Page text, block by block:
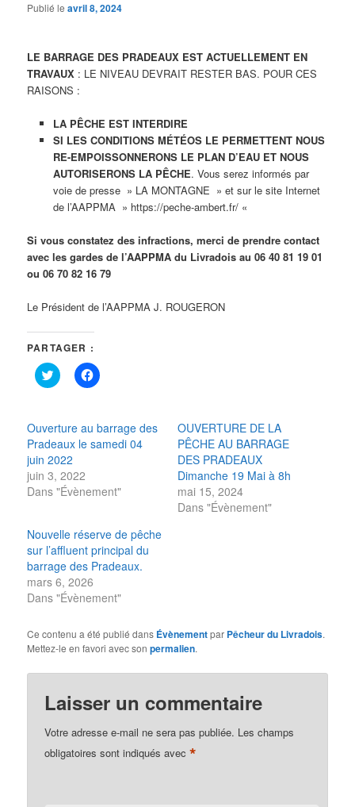
Publié leavril 8, 2024
LE BARRAGE DES PRADEAUX EST ACTUELLEMENT EN
TRAVAUX : LE NIVEAU DEVRAIT RESTER BAS. POUR CES
RAISONS :
LA PÊCHE EST INTERDIRE
SI LES CONDITIONS MÉTÉOS LE PERMETTENT NOUS
RE-EMPOISSONNERONS LE PLAN D’EAU ET NOUS
AUTORISERONS LA PÊCHE. Vous serez informés par
voie de presse » LA MONTAGNE » et sur le site Internet
de l’AAPPMA » https://peche-ambert.fr/ «
Si vous constatez des infractions, merci de prendre contact
avec les gardes de l’AAPPMA du Livradois au 06 40 81 19 01
ou 06 70 82 16 79
Le Président de l’AAPPMA J. ROUGERON
PARTAGER :
Cliquez
pour
dans
une
nouvelle
fenêtre)
Cliquez
pour
dans
une
nouvelle
Ouverture au barrage des
Pradeaux le samedi 04
juin 2022
juin 3, 2022
Dans "Évènement"
OUVERTURE DE LA
PÊCHE AU BARRAGE
DES PRADEAUX
Dimanche 19 Mai à 8h
mai 15, 2024
Dans "Évènement"
Nouvelle réserve de pêche
sur l’affluent principal du
barrage des Pradeaux.
mars 6, 2026
Dans "Évènement"
Ce contenu a été publié dans Évènementpar Pêcheur du Livradois.
Mettez-le en favori avec sonpermalien.
Laisser un commentaire
Votre adresse e-mail ne sera pas publiée. Les champs
obligatoires sont indiqués avec*